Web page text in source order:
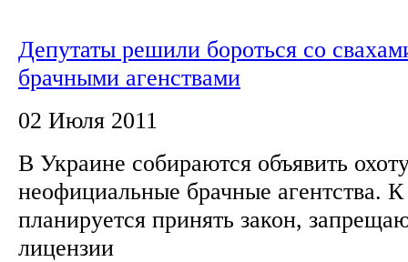
Депутаты решили бороться со
брачными агенствами
02 Июля 2011
В Украине собираются объявить
неофициальные брачные агентства. К
планируется принять закон,
лицензии